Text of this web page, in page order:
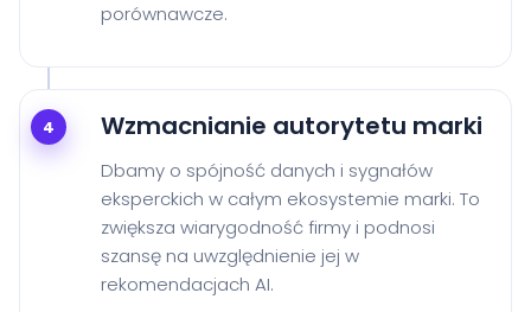
porównawcze.
4 Wzmacnianie autorytetu marki
Dbamy o spójność danych i sygnałów
eksperckich w całym ekosystemie marki. To
zwiększa wiarygodność firmy i podnosi
szansę na uwzględnienie jej w
rekomendacjach AI.